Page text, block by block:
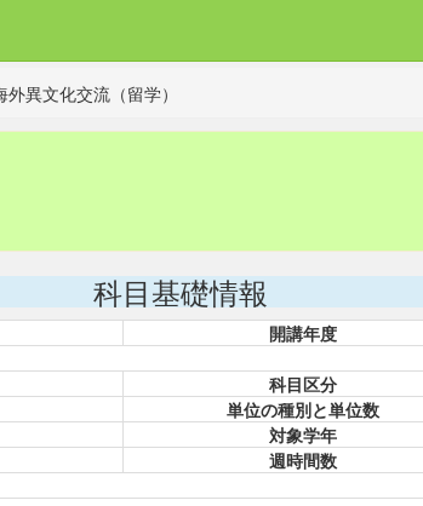
外異文化交流（留学）
科目基礎情報
開講年度
科目区分
単位の種別と単位数
対象学年
週時間数